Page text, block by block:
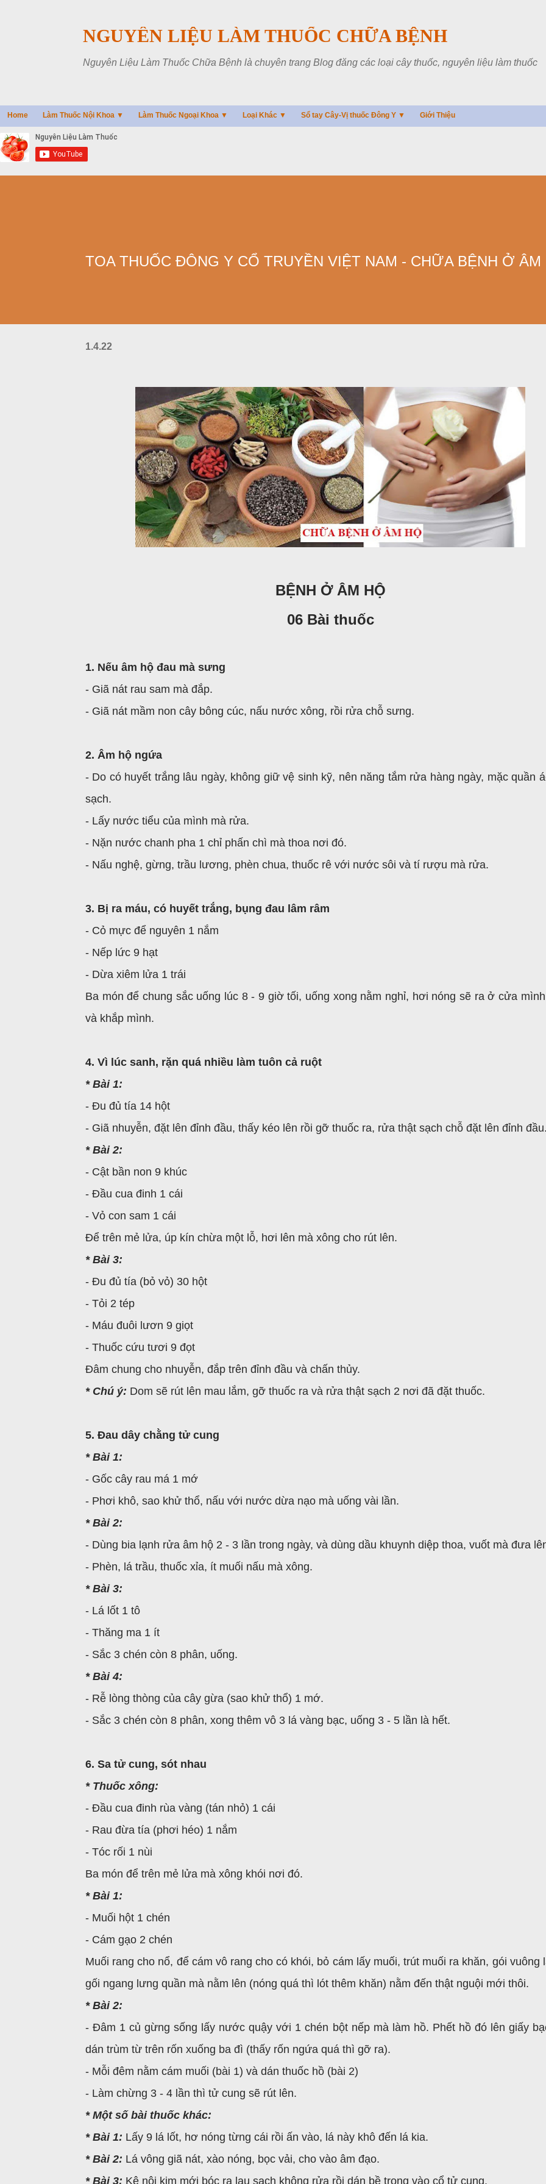
NGUYÊN LIỆU LÀM THUỐC CHỮA BỆNH
Nguyên Liệu Làm Thuốc Chữa Bệnh là chuyên trang Blog đăng các loại cây thuốc, nguyên liệu làm thuốc
Home Làm Thuốc Nội Khoa ▼ Làm Thuốc Ngoại Khoa ▼ Loại Khác ▼ Sổ tay Cây-Vị thuốc Đông Y ▼ Giới Thiệu
TOA THUỐC ĐÔNG Y CỔ TRUYỀN VIỆT NAM - CHỮA BỆNH Ở ÂM
1.4.22
BỆNH Ở ÂM HỘ
06 Bài thuốc
1. Nếu âm hộ đau mà sưng
- Giã nát rau sam mà đắp.
- Giã nát mầm non cây bông cúc, nấu nước xông, rồi rửa chỗ sưng.
2. Âm hộ ngứa
- Do có huyết trắng lâu ngày, không giữ vệ sinh kỹ, nên năng tắm rửa hàng ngày, mặc quần
sạch.
- Lấy nước tiểu của mình mà rửa.
- Nặn nước chanh pha 1 chỉ phấn chì mà thoa nơi đó.
- Nấu nghệ, gừng, trầu lương, phèn chua, thuốc rê với nước sôi và tí rượu mà rửa.
3. Bị ra máu, có huyết trắng, bụng đau lâm râm
- Cỏ mực để nguyên 1 nắm
- Nếp lức 9 hạt
- Dừa xiêm lửa 1 trái
Ba món để chung sắc uống lúc 8 - 9 giờ tối, uống xong nằm nghỉ, hơi nóng sẽ ra ở cửa
và khắp mình.
4. Vì lúc sanh, rặn quá nhiều làm tuôn cả ruột
* Bài 1:
- Ðu đủ tía 14 hột
- Giã nhuyễn, đặt lên đỉnh đầu, thấy kéo lên rồi gỡ thuốc ra, rửa thật sạch chỗ đặt lên đỉnh
* Bài 2:
- Cật bần non 9 khúc
- Đầu cua đinh 1 cái
- Vỏ con sam 1 cái
Để trên mẻ lửa, úp kín chừa một lỗ, hơi lên mà xông cho rút lên.
* Bài 3:
- Đu đủ tía (bỏ vỏ) 30 hột
- Tỏi 2 tép
- Máu đuôi lươn 9 giọt
- Thuốc cứu tươi 9 đọt
Đâm chung cho nhuyễn, đắp trên đỉnh đầu và chấn thủy.
* Chú ý: Dom sẽ rút lên mau lắm, gỡ thuốc ra và rửa thật sạch 2 nơi đã đặt thuốc.
5. Đau dây chằng tử cung
* Bài 1:
- Gốc cây rau má 1 mớ
- Phơi khô, sao khử thổ, nấu với nước dừa nạo mà uống vài lần.
* Bài 2:
- Dùng bia lạnh rửa âm hộ 2 - 3 lần trong ngày, và dùng dầu khuynh diệp thoa, vuốt mà đưa
- Phèn, lá trầu, thuốc xỉa, ít muối nấu mà xông.
* Bài 3:
- Lá lốt 1 tô
- Thăng ma 1 ít
- Sắc 3 chén còn 8 phân, uống.
* Bài 4:
- Rễ lòng thòng của cây gừa (sao khử thổ) 1 mớ.
- Sắc 3 chén còn 8 phân, xong thêm vô 3 lá vàng bạc, uống 3 - 5 lần là hết.
6. Sa tử cung, sót nhau
* Thuốc xông:
- Đầu cua đinh rùa vàng (tán nhỏ) 1 cái
- Rau đừa tía (phơi héo) 1 nắm
- Tóc rối 1 nùi
Ba món để trên mẻ lửa mà xông khói nơi đó.
* Bài 1:
- Muối hột 1 chén
- Cám gạo 2 chén
Muối rang cho nổ, để cám vô rang cho có khói, bỏ cám lấy muối, trút muối ra khăn, gói vuông
gối ngang lưng quần mà nằm lên (nóng quá thì lót thêm khăn) nằm đến thật nguội mới thôi.
* Bài 2:
- Đâm 1 củ gừng sống lấy nước quậy với 1 chén bột nếp mà làm hồ. Phết hồ đó lên giấy
dán trùm từ trên rốn xuống ba đì (thấy rốn ngứa quá thì gỡ ra).
- Mỗi đêm nằm cám muối (bài 1) và dán thuốc hồ (bài 2)
- Làm chừng 3 - 4 lần thì tử cung sẽ rút lên.
* Một số bài thuốc khác:
* Bài 1: Lấy 9 lá lốt, hơ nóng từng cái rồi ấn vào, lá này khô đến lá kia.
* Bài 2: Lá vông giã nát, xào nóng, bọc vải, cho vào âm đạo.
* Bài 3: Kê nội kim mới bóc ra lau sạch không rửa rồi dán bề trong vào cổ tử cung.